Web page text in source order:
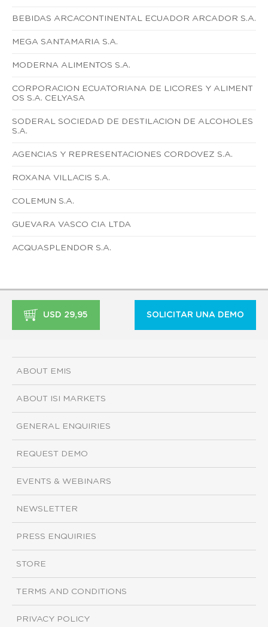
BEBIDAS ARCACONTINENTAL ECUADOR ARCADOR S.A.
MEGA SANTAMARIA S.A.
MODERNA ALIMENTOS S.A.
CORPORACION ECUATORIANA DE LICORES Y ALIMENT
OS S.A. CELYASA
SODERAL SOCIEDAD DE DESTILACION DE ALCOHOLES
S.A.
AGENCIAS Y REPRESENTACIONES CORDOVEZ S.A.
ROXANA VILLACIS S.A.
COLEMUN S.A.
GUEVARA VASCO CIA LTDA
ACQUASPLENDOR S.A.
USD 29,95 SOLICITAR UNA DEMO
ABOUT EMIS
ABOUT ISI MARKETS
GENERAL ENQUIRIES
REQUEST DEMO
EVENTS & WEBINARS
NEWSLETTER
PRESS ENQUIRIES
STORE
TERMS AND CONDITIONS
PRIVACY POLICY